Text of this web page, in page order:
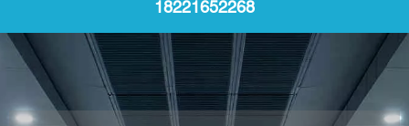
18221652268